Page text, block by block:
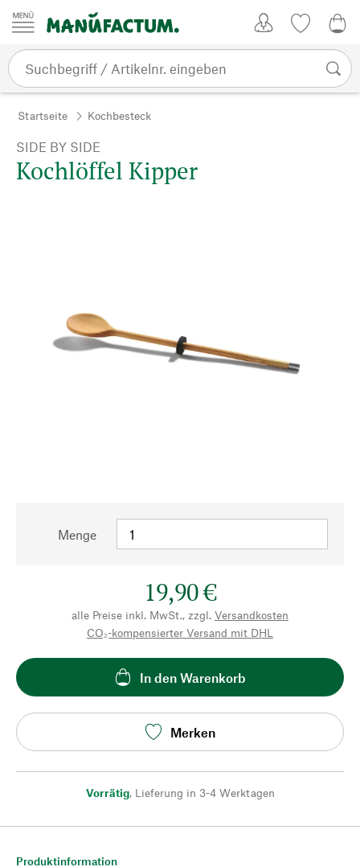
Zum Inhalt springen
Startseite Kochbesteck
SIDE BY SIDE
Kochlöffel Kipper
Menge
19,90 €
alle Preise inkl. MwSt., zzgl. Versandkosten
CO₂-kompensierter Versand mit DHL
In den Warenkorb
Merken
Vorrätig, Lieferung in 3-4 Werktagen
Produktinformation